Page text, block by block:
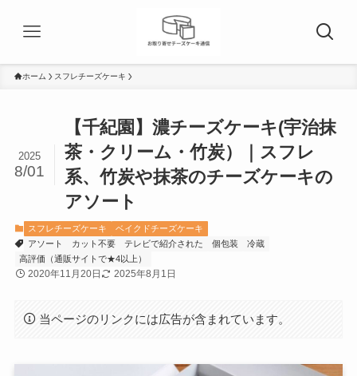
ホーム スフレチーズケーキ
【千紀園】濃チーズケーキ(宇治抹
茶・クリーム・竹炭）｜スフレ
系、竹炭や抹茶のチーズケーキの
アソート
2025
8/01
スフレチーズケーキ
ベイクドチーズケーキ
アソート
カット不要 テレビで紹介された 個包装
冷蔵
高評価（通販サイトで★4以上）
2020年11月20日 2025年8月1日
当ページのリンクには広告が含まれています。